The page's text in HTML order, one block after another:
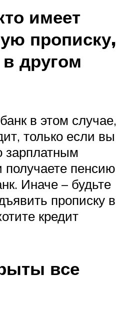
имеет
прописку,
другом
в этом случае,
только если вы
зарплатным
получаете пенсию
Иначе – будьте
прописку в
кредит
все